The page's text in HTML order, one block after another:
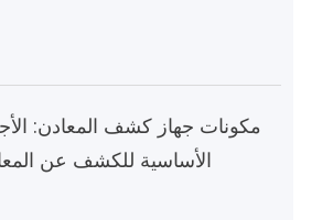
مكونات جهاز كشف المعادن:
الأساسية للكشف عن